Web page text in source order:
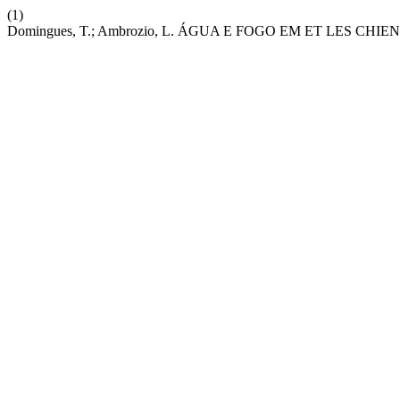
(1)
Domingues, T.; Ambrozio, L. ÁGUA E FOGO EM ET LES